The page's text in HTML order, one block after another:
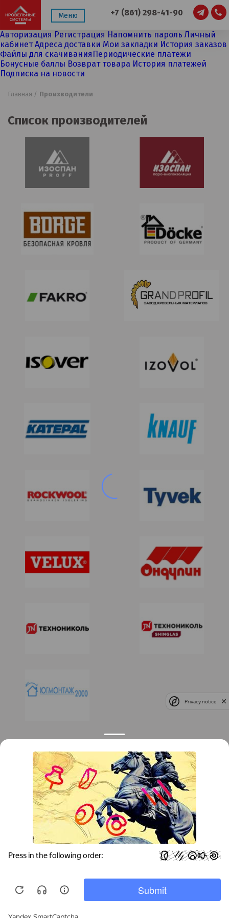
Меню +7 (861) 298-41-90
Авторизация Регистрация Напомнить пароль Личный
кабинет Адреса доставки Мои закладки История заказов
Файлы для скачивания Периодические платежи
Бонусные баллы Возврат товара История платежей
Подписка на новости
Главная / Производители
Список производителей
Контакты
Краснодар Тимашевск Темрюк
+7 (861) 298-41-90 +7 (861) 298-41-90
Российская, дом 269/10А
krov@krovsystem.com ЗАКАЗАТЬ ЗВОНОК
Информация на данном сайте носит ознакомительный характер и не является
Privacy notice